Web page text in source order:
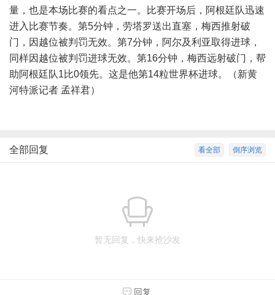
量，也是本场比赛的看点之一。比赛开场后，阿根廷队迅速
进入比赛节奏。第5分钟，劳塔罗送出直塞，梅西推射破
门，因越位被判罚无效。第7分钟，阿尔及利亚取得进球，
同样因越位被判罚进球无效。第16分钟，梅西远射破门，帮
助阿根廷队1比0领先。这是他第14粒世界杯进球。（新黄
河特派记者 孟祥君）
倒序浏览
看全部
全部回复
暂无回复，快来抢沙发
回复